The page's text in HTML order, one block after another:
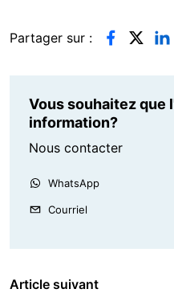
Partager sur :
Vous souhaitez que
information?
Nous contacter
WhatsApp
Courriel
Article suivant